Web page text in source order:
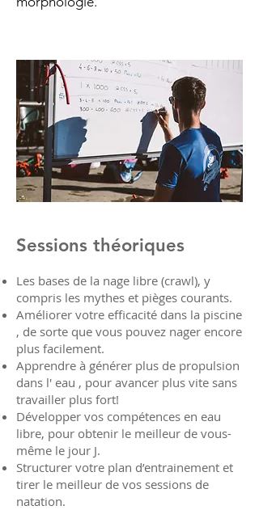
Sessions théoriques
Les bases de la nage libre (crawl), y
compris les mythes et pièges courants.
Améliorer votre efficacité dans la piscine
, de sorte que vous pouvez nager encore
plus facilement.
Apprendre à générer plus de propulsion
dans l' eau , pour avancer plus vite sans
travailler plus fort!
Développer vos compétences en eau
libre, pour obtenir le meilleur de vous-
même le jour J.
Structurer votre plan d’entrainement et
tirer le meilleur de vos sessions de
natation.